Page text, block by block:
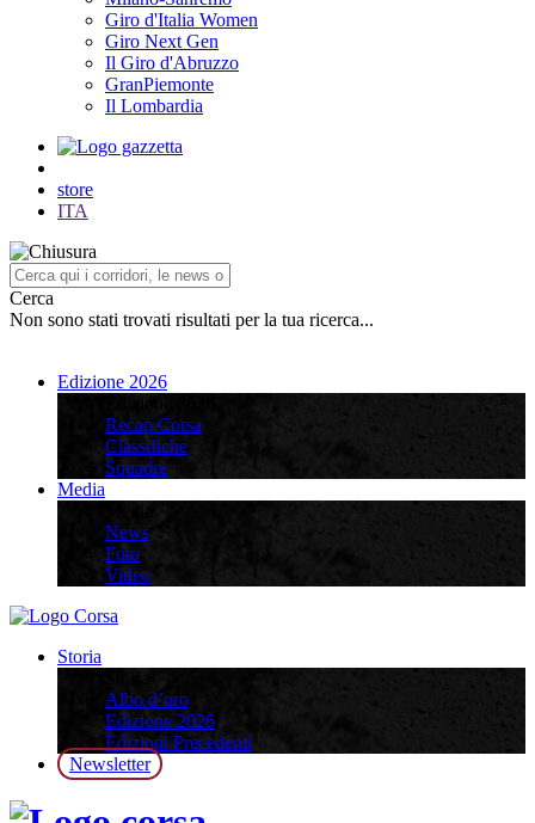
Giro d'Italia Women
Giro Next Gen
Il Giro d'Abruzzo
GranPiemonte
Il Lombardia
store
ITA
Cerca
Non sono stati trovati risultati per la tua ricerca...
Edizione 2026
Recap Corsa
Classifiche
Squadre
Media
News
Foto
Video
Storia
Albo d’oro
Edizione 2026
Edizioni Precedenti
Newsletter